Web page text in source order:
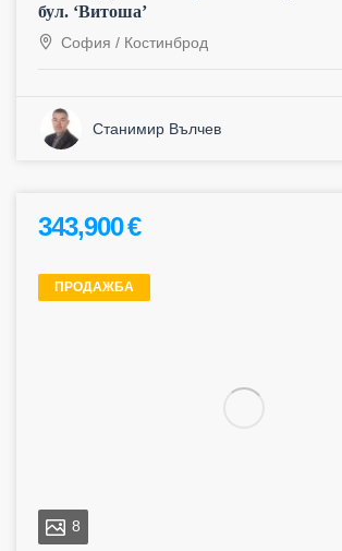
бул. ‘Витоша’
София / Костинброд
Станимир Вълчев
343,900 €
ПРОДАЖБА
8